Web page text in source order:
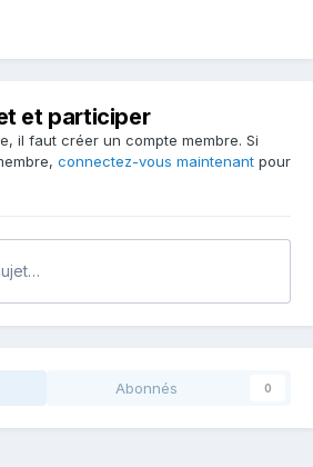
et participer
il faut créer un compte membre. Si
connectez-vous maintenant pour
Abonnés 0